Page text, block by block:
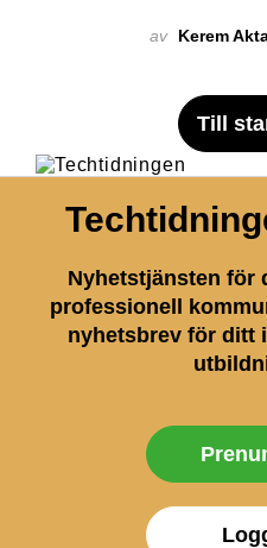
av Kerem
Till
Nyhetstjänsten för
professionell
nyhetsbrev för ditt